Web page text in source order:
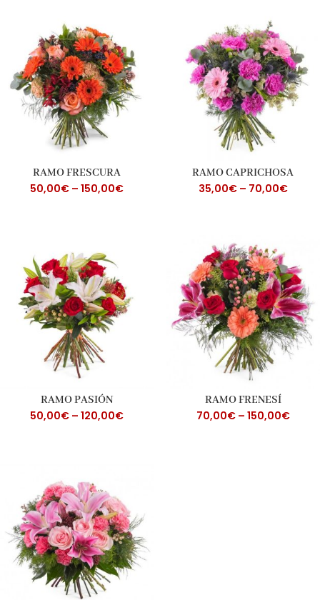
RAMO FRESCURA
50,00€ –150,00€
RAMO CAPRICHOSA
35,00€– 70,00€
RAMO PASIÓN
50,00€ –120,00€
RAMO FRENESÍ
70,00€– 150,00€